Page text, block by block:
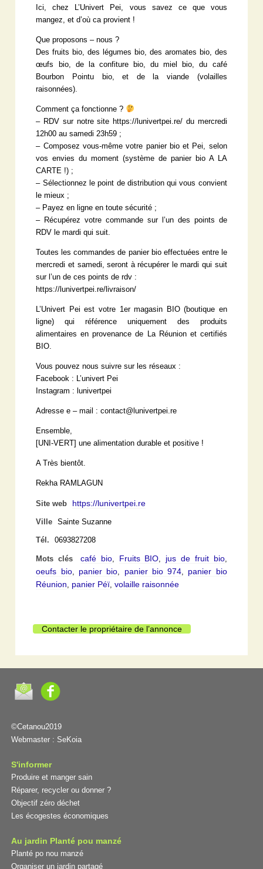
Ici, chez L’Univert Pei, vous savez ce que vous
mangez, et d’où ca provient !
Que proposons – nous ?
Des fruits bio, des légumes bio, des aromates bio, des
œufs bio, de la confiture bio, du miel bio, du café
Bourbon Pointu bio, et de la viande (volailles
raisonnées).
Comment ça fonctionne ?
– RDV sur notre site https://lunivertpei.re/ du mercredi
12h00 au samedi 23h59 ;
– Composez vous-même votre panier bio et Pei, selon
vos envies du moment (système de panier bio A LA
CARTE !) ;
– Sélectionnez le point de distribution qui vous convient
le mieux ;
– Payez en ligne en toute sécurité ;
– Récupérez votre commande sur l’un des points de
RDV le mardi qui suit.
Toutes les commandes de panier bio effectuées entre le
mercredi et samedi, seront à récupérer le mardi qui suit
sur l’un de ces points de rdv :
https://lunivertpei.re/livraison/
L’Univert Pei est votre 1er magasin BIO (boutique en
ligne) qui référence uniquement des produits
alimentaires en provenance de La Réunion et certifiés
BIO.
Vous pouvez nous suivre sur les réseaux :
Facebook : L’univert Pei
Instagram : lunivertpei
Adresse e – mail : contact@lunivertpei.re
Ensemble,
[UNI-VERT] une alimentation durable et positive !
A Très bientôt.
Rekha RAMLAGUN
Site web https://lunivertpei.re
Ville Sainte Suzanne
Tél. 0693827208
Mots clés café bio, Fruits BIO jus de fruit bio,
oeufs bio, panier bio panier bio 974
panier bio
Réunion
panier Péï ,volaille raisonnée
Contacter le propriétaire de l’annonce
©Cetanou2019
Webmaster : SeKoia
S'informer
Produire et manger sain
Réparer, recycler ou donner ?
Objectif zéro déchet
Les écogestes économiques
Au jardin Planté pou manzé
Planté po nou manzé
Organiser un jardin partagé